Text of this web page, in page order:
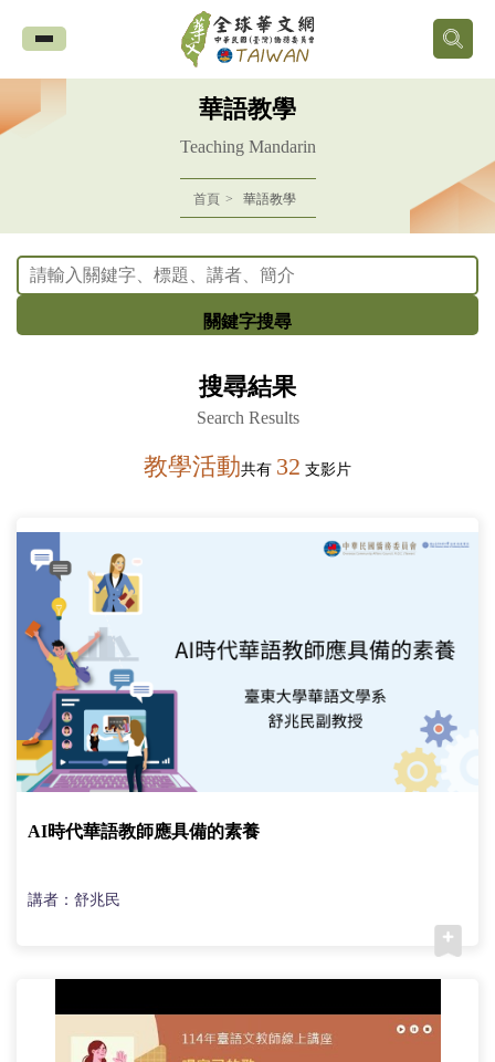
全
球
華
網
中
灣)
僑
委
員
會
華語教學
Teaching Mandarin
首頁 華語教學
關鍵字搜尋
搜尋結果
Search Results
教學活動共有 32 支影片
AI時代華語教師應具備的素養
講者：舒兆民